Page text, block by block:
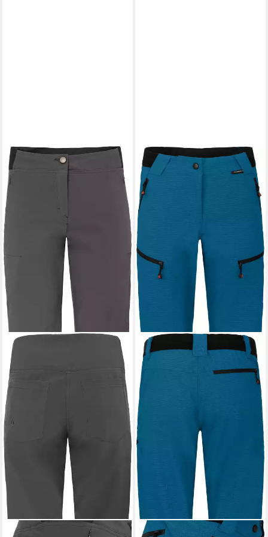
BERGSON
BERGSON